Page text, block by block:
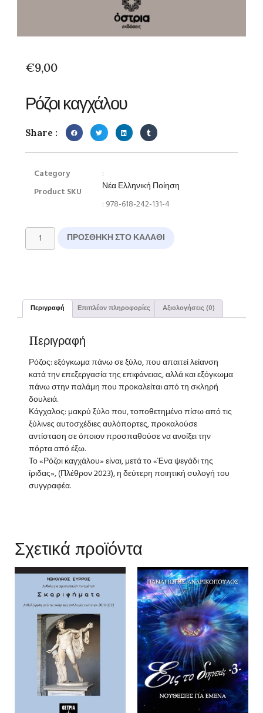
€9,00
Ρόζοι καγχάλου
Share :
Category
Product SKU
:
Νέα Ελληνική Ποίηση
: 978-618-242-131-4
ΠΡΟΣΘΉΚΗ ΣΤΟ ΚΑΛΆΘΙ
Περιγραφή Επιπλέον πληροφορίες Αξιολογήσεις (0)
Περιγραφή
Ρόζος: εξόγκωμα πάνω σε ξύλο, που απαιτεί λείανση
κατά την επεξεργασία της επιφάνειας, αλλά και εξόγκωμα
πάνω στην παλάμη που προκαλείται από τη σκληρή
δουλειά.
Κάγχαλος: μακρύ ξύλο που, τοποθετημένο πίσω από τις
ξύλινες αυτοσχέδιες αυλόπορτες, προκαλούσε
αντίσταση σε όποιον προσπαθούσε να ανοίξει την
πόρτα από έξω.
Το «Ρόζοι καγχάλου» είναι, μετά το «Ένα ψεγάδι της
ίριδας», (Πλέθρον 2023), η δεύτερη ποιητική συλογή του
συγγραφέα.
Σχετικά προϊόντα